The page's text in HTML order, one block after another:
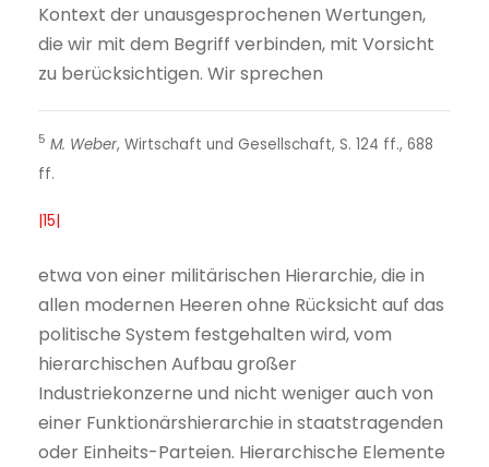
Kontext der unausgesprochenen Wertungen,
die wir mit dem Begriff verbinden, mit Vorsicht
zu berücksichtigen. Wir sprechen
5 M. Weber, Wirtschaft und Gesellschaft, S. 124 ff., 688
ff.
|15|
etwa von einer militärischen Hierarchie, die in
allen modernen Heeren ohne Rücksicht auf das
politische System festgehalten wird, vom
hierarchischen Aufbau großer
Industriekonzerne und nicht weniger auch von
einer Funktionärshierarchie in staatstragenden
oder Einheits-Parteien. Hierarchische Elemente